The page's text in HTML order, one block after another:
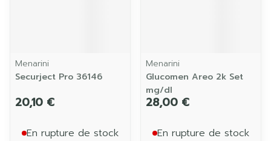
Menarini
Securject Pro 36146
20,10 €
En rupture de stock
Menarini
Glucomen Areo 2k Set
mg/dl
28,00 €
En rupture de stock